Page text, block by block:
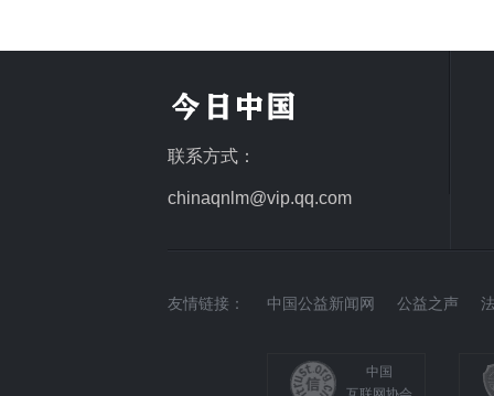
联系方式：
chinaqnlm@vip.qq.com
友情链接： 中国公益新闻网 公益之声
中国